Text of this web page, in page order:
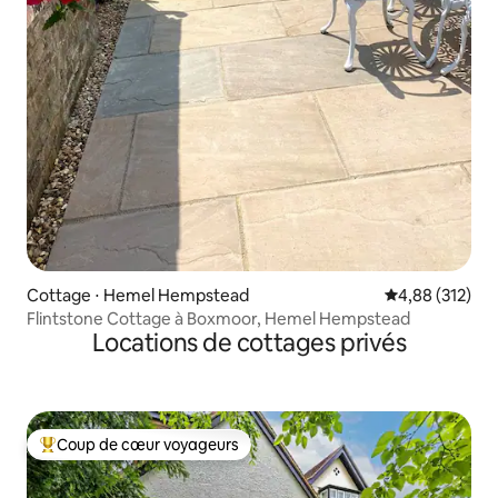
Cottage ⋅ Hemel Hempstead Évaluation
4,88 (312)
Flintstone Cottage à Boxmoor, Hemel Hempstead
Locations de cottages privés
Coups de cœur voyageurs les plus appréciés
Coup de cœur voyageurs